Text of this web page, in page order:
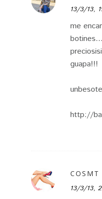
13/3/13,
me
guapa!!!
http://
COSMT
13/3/13,